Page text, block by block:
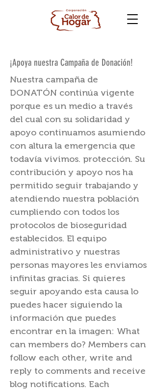
¡Apoya nuestra Campaña de Donación!
Nuestra campaña de
DONATÓN continúa vigente
porque es un medio a través
del cual con su solidaridad y
apoyo continuamos asumiendo
con altura la emergencia que
todavía vivimos. protección. Su
contribución y apoyo nos ha
permitido seguir trabajando y
atendiendo nuestra población
cumpliendo con todos los
protocolos de bioseguridad
establecidos. El equipo
administrativo y nuestras
personas mayores les enviamos
infinitas gracias. Si quieres
seguir apoyando esta causa lo
puedes hacer siguiendo la
información que puedes
encontrar en la imagen: What
can members do? Members can
follow each other, write and
reply to comments and receive
blog notifications. Each